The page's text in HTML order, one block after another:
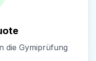
die Gymiprüfung